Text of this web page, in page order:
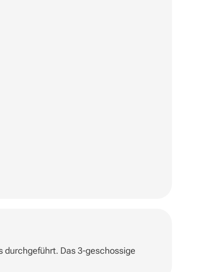
durchgeführt. Das 3-geschossige